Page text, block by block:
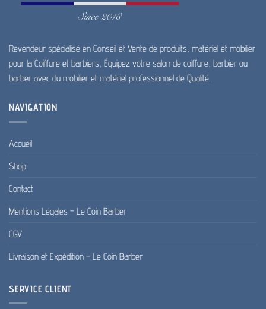
Revendeur spécialisé en Conseil et Vente de produits, matériel et mobilier
pour la Coiffure et barbiers, Équipez votre salon de coiffure, barbier ou
barber avec du mobilier et matériel professionnel de Qualité.
NAVIGATION
Accueil
Shop
Contact
Mentions Légales – Le Coin Barber
CGV
Livraison et Expédition – Le Coin Barber
SERVICE CLIENT